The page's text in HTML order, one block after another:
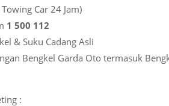
Towing Car 24 Jam)
1 500 112
& Suku Cadang Asli
Bengkel Garda Oto termasuk
: